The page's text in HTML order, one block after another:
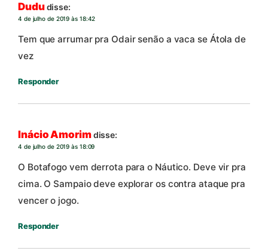
Dududisse:
4 de julho de 2019 às 18:42
Tem que arrumar pra Odair senão a vaca se Átola de
vez
Responder
Inácio Amorimdisse:
4 de julho de 2019 às 18:09
O Botafogo vem derrota para o Náutico. Deve vir pra
cima. O Sampaio deve explorar os contra ataque pra
vencer o jogo.
Responder